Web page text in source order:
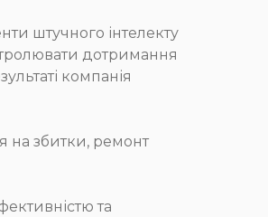
штучного інтелекту
дотримання
компанія
на збитки, ремонт
та